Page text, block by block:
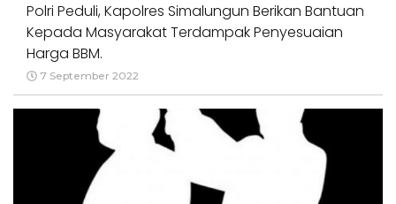
Polri Peduli, Kapolres Simalungun Berikan Bantuan
Kepada Masyarakat Terdampak Penyesuaian
Harga BBM.
7 September 2022